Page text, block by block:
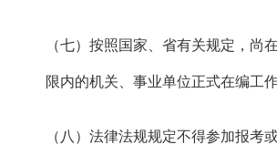
（七）按照国家、省有关规定，尚
限内的机关、事业单位正式在编工作
（八）法律法规规定不得参加报考